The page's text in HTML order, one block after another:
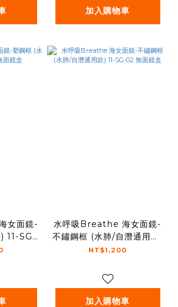
加入購物車
女面鏡-
11-SG-
水呼吸Breathe 海女面鏡-
不鏽鋼框 (水肺/自潛通用款)
11-SG-02 無面鏡盒
NT$1,200
加入購物車